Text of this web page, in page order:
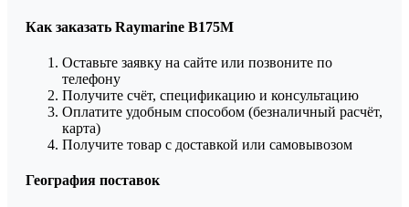
Как заказать Raymarine B175M
Оставьте заявку на сайте или позвоните по
телефону
Получите счёт, спецификацию и консультацию
Оплатите удобным способом (безналичный расчёт,
карта)
Получите товар с доставкой или самовывозом
География поставок